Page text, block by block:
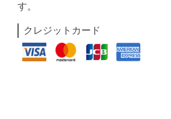
す。
クレジットカード